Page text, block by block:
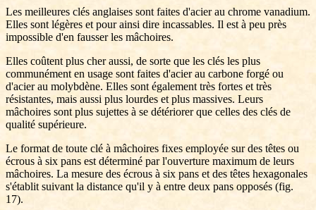
Les meilleures clés anglaises sont faites d'acier au chrome vanadium.
Elles sont légères et pour ainsi dire incassables. Il est à peu près
impossible d'en fausser les mâchoires.
Elles coûtent plus cher aussi, de sorte que les clés les plus
communément en usage sont faites d'acier au carbone forgé ou
d'acier au molybdène. Elles sont également très fortes et très
résistantes, mais aussi plus lourdes et plus massives. Leurs
mâchoires sont plus sujettes à se détériorer que celles des clés de
qualité supérieure.
Le format de toute clé à mâchoires fixes employée sur des têtes ou
écrous à six pans est déterminé par l'ouverture maximum de leurs
mâchoires. La mesure des écrous à six pans et des têtes hexagonales
s'établit suivant la distance qu'il y à entre deux pans opposés (fig.
17).